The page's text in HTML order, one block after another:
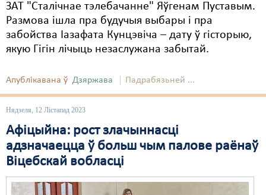
ЗАТ "Сталічнае тэлебачанне" Яўгенам Пуставым.
Размова ішла пра будучыя выбары і пра
забойства Іазафата Кунцэвіча – дату ў гісторыю,
якую Гігін лічыць незаслужана забытай.
Апублікавана ў Дзяржава Падрабязьней ...
Нядзеля, 12 Лістапад 2023
Афіцыйна: рост злачыннасці
адзначаецца ў больш чым палове раёнаў
Віцебскай вобласці
Пэнітэнцыярная сыстэма
Распальваньне варожасьці
Рознае
Свабода слова
Свабода сумленьня
Суд
Сьмяротнае пакараньне
Экалёгія